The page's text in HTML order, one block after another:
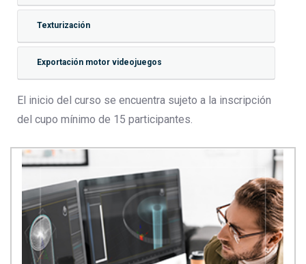
Texturización
Exportación motor videojuegos
El inicio del curso se encuentra sujeto a la inscripción
del cupo mínimo de 15 participantes.